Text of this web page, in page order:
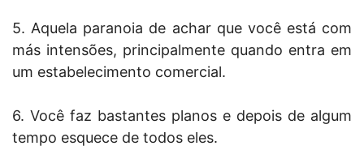
5. Aquela paranoia de achar que você está com
más intensões, principalmente quando entra em
um estabelecimento comercial.
6. Você faz bastantes planos e depois de algum
tempo esquece de todos eles.